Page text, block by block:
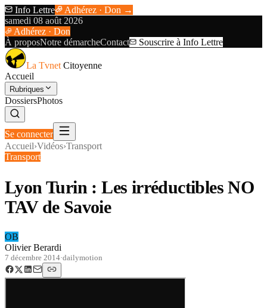
Info Lettre
Adhérez · Don →
samedi 08 août 2026
Adhérez · Don
À proposNotre démarcheContact Souscrire à Info Lettre
La Tvnet Citoyenne
Accueil
Rubriques
DossiersPhotos
Se connecter
Accueil›Vidéos›Transport
Transport
Lyon Turin : Les irréductibles NO
TAV de Savoie
OB
Olivier Berardi
7 décembre 2014·dailymotion